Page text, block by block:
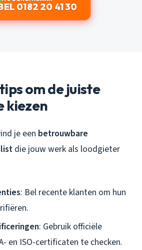
0182 20 41 30
om de juiste
kiezen
je een betrouwbare
die jouw werk als loodgieter
: Bel recente klanten om hun
: Gebruik officiële
en ISO-certificaten te checken.